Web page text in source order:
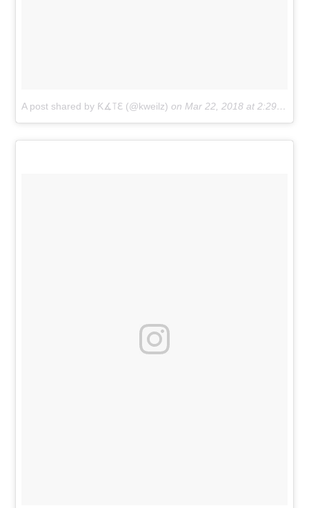
A post shared by Ƙ∡꓄ℇ (@kweilz) on Mar 22, 2018 at 2:29pm PDT